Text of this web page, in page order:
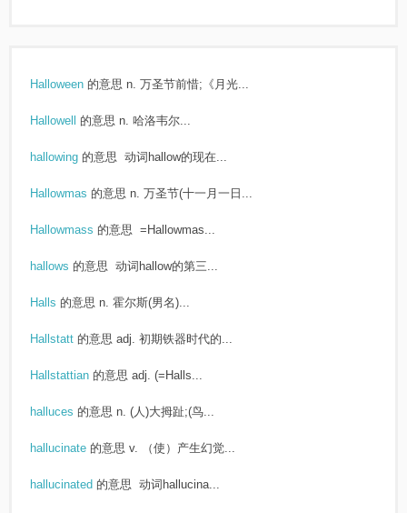
Halloween 的意思 n. 万圣节前惜;《月光...
Hallowell 的意思 n. 哈洛韦尔...
hallowing 的意思 动词hallow的现在...
Hallowmas 的意思 n. 万圣节(十一月一日...
Hallowmass 的意思 =Hallowmas...
hallows 的意思 动词hallow的第三...
Halls 的意思 n. 霍尔斯(男名)...
Hallstatt 的意思 adj. 初期铁器时代的...
Hallstattian 的意思 adj. (=Halls...
halluces 的意思 n. (人)大拇趾;(鸟...
hallucinate 的意思 v. （使）产生幻觉...
hallucinated 的意思 动词hallucina...